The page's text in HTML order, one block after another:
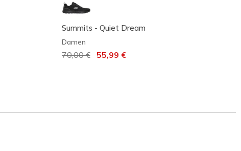
Summits - Quiet Dream
Damen
Reduziert von
70,00 €auf55,99 €